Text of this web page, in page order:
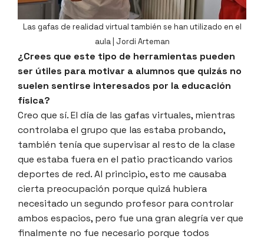
Las gafas de realidad virtual también se han utilizado en el
aula | Jordi Arteman
¿Crees que este tipo de herramientas pueden
ser útiles para motivar a alumnos que quizás no
suelen sentirse interesados por la educación
física?
Creo que sí. El día de las gafas virtuales, mientras
controlaba el grupo que las estaba probando,
también tenía que supervisar al resto de la clase
que estaba fuera en el patio practicando varios
deportes de red. Al principio, esto me causaba
cierta preocupación porque quizá hubiera
necesitado un segundo profesor para controlar
ambos espacios, pero fue una gran alegría ver que
finalmente no fue necesario porque todos